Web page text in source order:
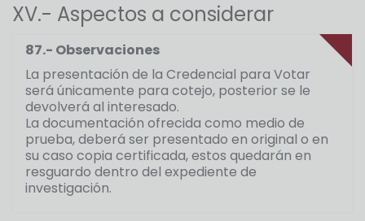
XV.- Aspectos a considerar
87.- Observaciones
La presentación de la Credencial para Votar
será únicamente para cotejo, posterior se le
devolverá al interesado.
La documentación ofrecida como medio de
prueba, deberá ser presentado en original o en
su caso copia certificada, estos quedarán en
resguardo dentro del expediente de
investigación.